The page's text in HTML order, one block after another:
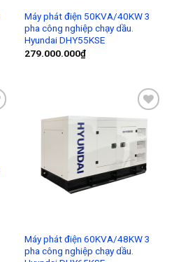
Máy phát điện 50KVA/40KW 3
pha công nghiệp chạy dầu.
Hyundai DHY55KSE
279.000.000₫
Add to
Wishlist
Máy phát điện 60KVA/48KW 3
pha công nghiệp chạy dầu.